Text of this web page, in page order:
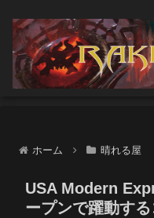
ホーム 晴れる屋
USA Modern
ープンで躍動す